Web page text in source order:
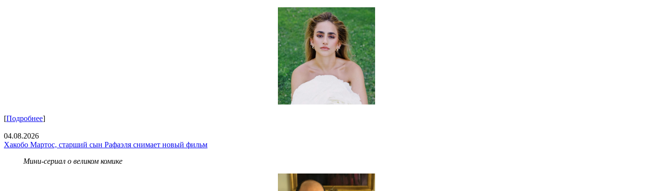
[Подробнее]
04.08.2026
Хакобо Мартос, старший сын Рафаэля снимает новый фильм
Мини-сериал о великом комике